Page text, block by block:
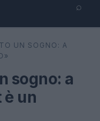
⌕
⌕
UN SOGNO: A
sogno: a
un